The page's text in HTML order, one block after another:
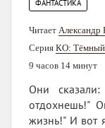
ФАНТАСТИКА
Читает Александр
Серия КО: Тёмный
9 часов 14 минут
Они
отдохнешь!"
жизнь!" И вот